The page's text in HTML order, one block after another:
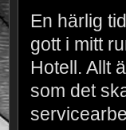
En härlig
gott i mitt
Hotell. Allt
som det